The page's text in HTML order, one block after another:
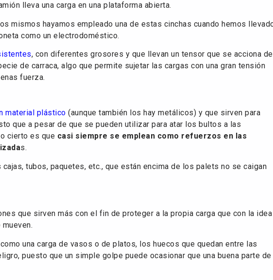
lleva una carga en una plataforma abierta.
mismos hayamos empleado una de estas cinchas cuando hemos
como un electrodoméstico.
, con diferentes grosores y que llevan un tensor que se acciona de
de carraca, algo que permite sujetar las cargas con una gran tensión
fuerza.
material plástico (aunque también los hay metálicos) y que sirven para
que a pesar de que se pueden utilizar para atar los bultos a las
cierto es que casi siempre se emplean como refuerzos en las
s.
tubos, paquetes, etc., que están encima de los palets no se caigan
que sirven más con el fin de proteger a la propia carga que con la idea
una carga de vasos o de platos, los huecos que quedan entre las
puesto que un simple golpe puede ocasionar que una buena parte de